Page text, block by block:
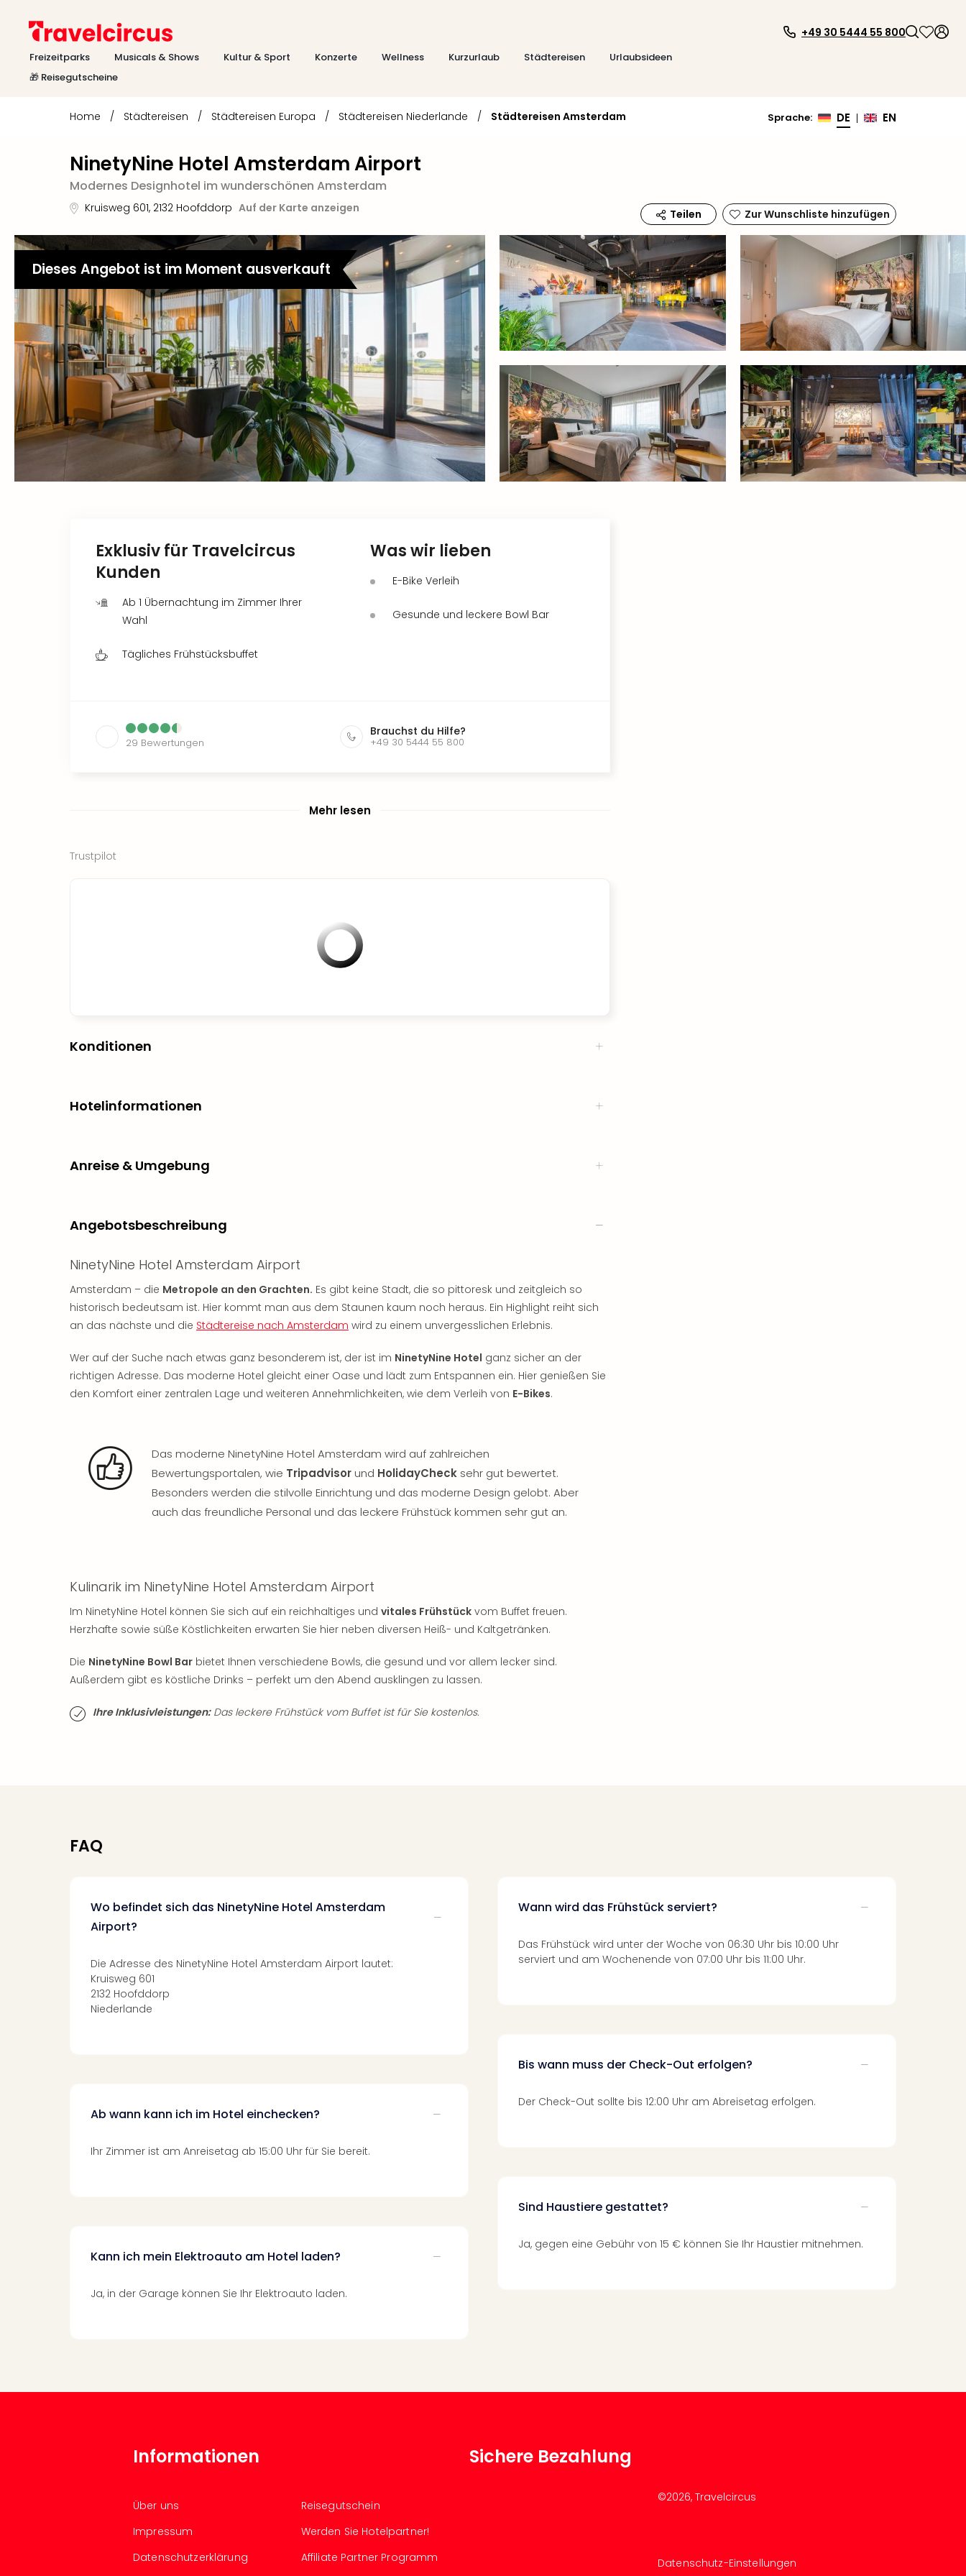
Freizeitparks Musicals & Shows Kultur & Sport Konzerte Wellness Kurzurlaub Städtereisen
Urlaubsideen
🎁 Reisegutscheine
+49 30 5444 55 800
Home / Städtereisen / Städtereisen Europa / Städtereisen Niederlande / Städtereisen Amsterdam Sprache: DE | EN
NinetyNine Hotel Amsterdam Airport
Modernes Designhotel im wunderschönen Amsterdam
Kruisweg 601, 2132 Hoofddorp Auf der Karte anzeigen Teilen Zur Wunschliste hinzufügen
Dieses Angebot ist im Moment ausverkauft
Exklusiv für Travelcircus
Kunden
Ab 1 Übernachtung im Zimmer Ihrer
Wahl
Tägliches Frühstücksbuffet
Was wir lieben
E-Bike Verleih
Gesunde und leckere Bowl Bar
29 Bewertungen
Brauchst du Hilfe?
+49 30 5444 55 800
Mehr lesen
Trustpilot
Konditionen
Hotelinformationen
Anreise & Umgebung
Angebotsbeschreibung
NinetyNine Hotel Amsterdam Airport
Amsterdam – die Metropole an den Grachten. Es gibt keine Stadt, die so pittoresk und zeitgleich so
historisch bedeutsam ist. Hier kommt man aus dem Staunen kaum noch heraus. Ein Highlight reiht sich
an das nächste und die Städtereise nach Amsterdam wird zu einem unvergesslichen Erlebnis.
Wer auf der Suche nach etwas ganz besonderem ist, der ist im NinetyNine Hotel ganz sicher an der
richtigen Adresse. Das moderne Hotel gleicht einer Oase und lädt zum Entspannen ein. Hier genießen Sie
den Komfort einer zentralen Lage und weiteren Annehmlichkeiten, wie dem Verleih von E-Bikes.
Das moderne NinetyNine Hotel Amsterdam wird auf zahlreichen
Bewertungsportalen, wie Tripadvisorund HolidayCheck sehr gut bewertet.
Besonders werden die stilvolle Einrichtung und das moderne Design gelobt. Aber
auch das freundliche Personal und das leckere Frühstück kommen sehr gut an.
Kulinarik im NinetyNine Hotel Amsterdam Airport
Im NinetyNine Hotel können Sie sich auf ein reichhaltiges und vitales Frühstück vom Buffet freuen.
Herzhafte sowie süße Köstlichkeiten erwarten Sie hier neben diversen Heiß- und Kaltgetränken.
Die NinetyNine Bowl Bar bietet Ihnen verschiedene Bowls, die gesund und vor allem lecker sind.
Außerdem gibt es köstliche Drinks – perfekt um den Abend ausklingen zu lassen.
Ihre Inklusivleistungen:Das leckere Frühstück vom Buffet ist für Sie kostenlos.
FAQ
Wo befindet sich das NinetyNine Hotel Amsterdam
Airport?
Die Adresse des NinetyNine Hotel Amsterdam Airport lautet:
Kruisweg 601
2132 Hoofddorp
Niederlande
Ab wann kann ich im Hotel einchecken?
Ihr Zimmer ist am Anreisetag ab 15:00 Uhr für Sie bereit.
Kann ich mein Elektroauto am Hotel laden?
Ja, in der Garage können Sie Ihr Elektroauto laden.
Wann wird das Frühstück serviert?
Das Frühstück wird unter der Woche von 06:30 Uhr bis 10:00 Uhr
serviert und am Wochenende von 07:00 Uhr bis 11:00 Uhr.
Bis wann muss der Check-Out erfolgen?
Der Check-Out sollte bis 12:00 Uhr am Abreisetag erfolgen.
Sind Haustiere gestattet?
Ja, gegen eine Gebühr von 15 € können Sie Ihr Haustier mitnehmen.
Informationen
Über uns
Impressum
Datenschutzerklärung
Reisegutschein
Werden Sie Hotelpartner!
Affiliate Partner Programm
Sichere Bezahlung
©2026, Travelcircus
Datenschutz-Einstellungen